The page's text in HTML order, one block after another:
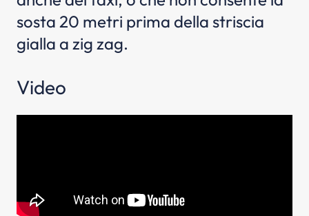
sosta 20 metri prima della striscia
gialla a zig zag.
Video